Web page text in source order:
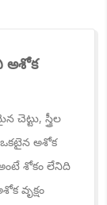
అశోక
స్త్రీల
అశోక
శోకం లేనిది
వృక్షం